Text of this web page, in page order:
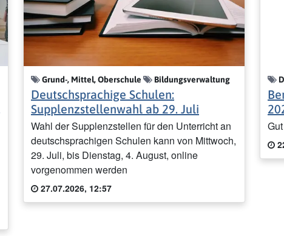
Grund-, Mittel, Oberschule Bildungsverwaltung
Deutschsprachige Schulen:
Supplenzstellenwahl ab 29. Juli
Wahl der Supplenzstellen für den Unterricht an
deutschsprachigen Schulen kann von Mittwoch,
29. Juli, bis Dienstag, 4. August, online
vorgenommen werden
27.07.2026, 12:57